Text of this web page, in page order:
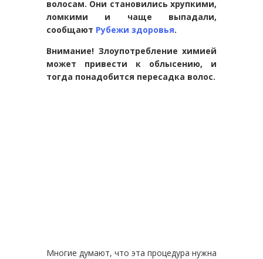
волосам. Они становились хрупкими,
ломкими и чаще выпадали,
сообщают Рубежи здоровья.
Внимание! Злоупотребление химией
может привести к облысению, и
тогда понадобится пересадка волос.
Многие думают, что эта процедура нужна